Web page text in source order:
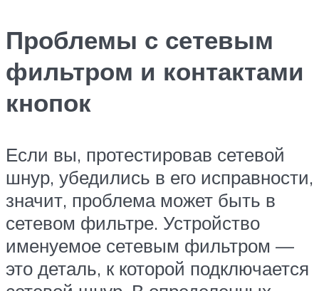
Проблемы с сетевым
фильтром и контактами
кнопок
Если вы, протестировав сетевой
шнур, убедились в его исправности,
значит, проблема может быть в
сетевом фильтре. Устройство
именуемое сетевым фильтром —
это деталь, к которой подключается